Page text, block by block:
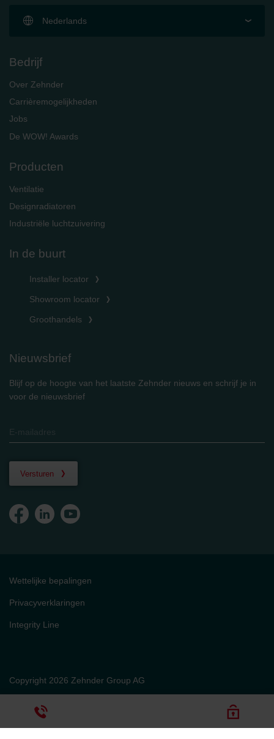
Nederlands
Bedrijf
Over Zehnder
Carrièremogelijkheden
Jobs
De WOW! Awards
Producten
Ventilatie
Designradiatoren
Industriële luchtzuivering
In de buurt
Installer locator
Showroom locator
Groothandels
Nieuwsbrief
Blijf op de hoogte van het laatste Zehnder nieuws en schrijf je in
voor de nieuwsbrief
Versturen
Copyright 2026 Zehnder Group AG
Wettelijke bepalingen
Privacyverklaringen
Integrity Line